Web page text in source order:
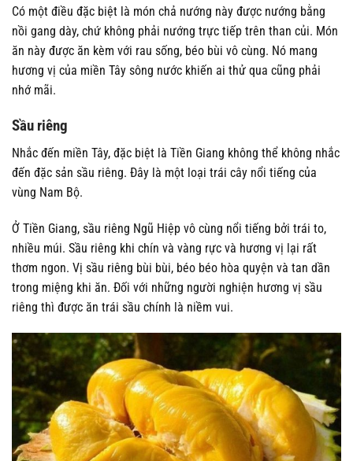
Có một điều đặc biệt là món chả nướng này được nướng bằng
nồi gang dày, chứ không phải nướng trực tiếp trên than củi. Món
ăn này được ăn kèm với rau sống, béo bùi vô cùng. Nó mang
hương vị của miền Tây sông nước khiến ai thử qua cũng phải
nhớ mãi.
Sầu riêng
Nhắc đến miền Tây, đặc biệt là Tiền Giang không thể không nhắc
đến đặc sản sầu riêng. Đây là một loại trái cây nổi tiếng của
vùng Nam Bộ.
Ở Tiền Giang, sầu riêng Ngũ Hiệp vô cùng nổi tiếng bởi trái to,
nhiều múi. Sầu riêng khi chín và vàng rực và hương vị lại rất
thơm ngon. Vị sầu riêng bùi bùi, béo béo hòa quyện và tan dần
trong miệng khi ăn. Đối với những người nghiện hương vị sầu
riêng thì được ăn trái sầu chính là niềm vui.